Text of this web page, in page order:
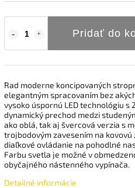
Pridať do
Rad moderne koncipovaných
elegantným spracovaním bez
vysoko úspornú LED technológiu s
dynamický prechod medzi
ako oblá, tak aj švercová verzia s
trojbodovým zavesením na
diaľkové ovládanie na pohodlné
Farbu svetla je možné v
obyčajného nástenného vypínača.
Detailné informácie